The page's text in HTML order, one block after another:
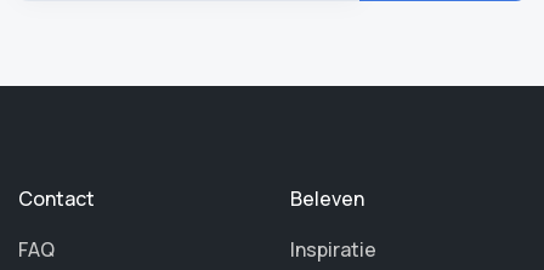
Contact
FAQ
Beleven
Inspiratie